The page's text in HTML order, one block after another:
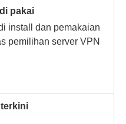
pakai
install dan pemakaian
pemilihan server VPN